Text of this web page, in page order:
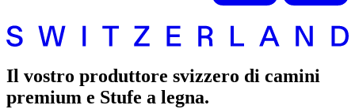
Il vostro produttore svizzero di camini
premium e Stufe a legna.